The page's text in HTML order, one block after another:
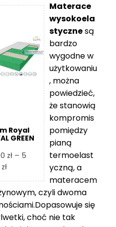
Royal
GREEN
zł – 5
złZakres
od
2
360 zł
Materace
wysokoela
stycznesą
bardzo
wygodne w
użytkowaniu
, można
powiedzieć,
że stanowią
kompromis
pomiędzy
pianą
termoelast
yczną, a
materacem
czyli dwoma
się
choć nie tak